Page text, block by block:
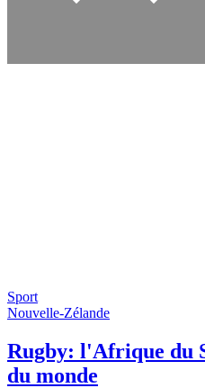
Sport
Nouvelle-Zélande
Rugby: l'Afrique du
du monde